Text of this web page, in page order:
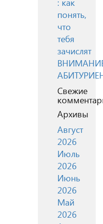
понять,
что
тебя
зачислят
Свежие
Архивы
Август
2026
Июль
2026
Июнь
2026
Май
2026